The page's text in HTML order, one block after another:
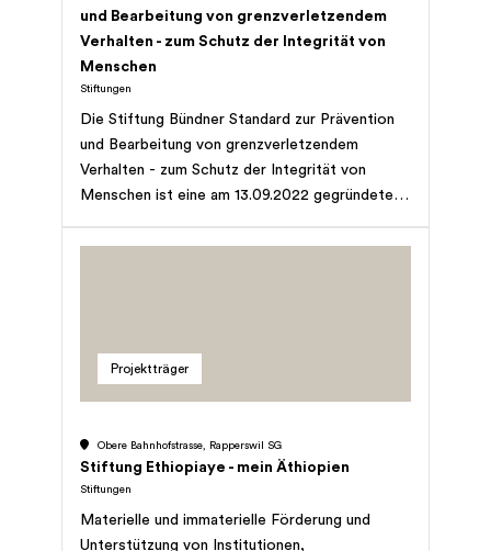
und Bearbeitung von grenzverletzendem
Verhalten - zum Schutz der Integrität von
Menschen
Stiftungen
Die Stiftung Bündner Standard zur Prävention
und Bearbeitung von grenzverletzendem
Verhalten - zum Schutz der Integrität von
Menschen ist eine am 13.09.2022 gegründete
Die gemeinnützige Stiftung bezweckt die
praxisorientiertem Fachwissen zum Thema
Instrumente dafür ein. Die Stiftung ist Inhaberin
des geistigen Eigentums am «Bündner
Standard». In dieser Funktion betreibt und
fördert sie Weiterentwickelung und
Projektträger
Obere Bahnhofstrasse, Rapperswil SG
Stiftung Ethiopiaye - mein Äthiopien
Stiftungen
Materielle und immaterielle Förderung und
Unterstützung von Institutionen,